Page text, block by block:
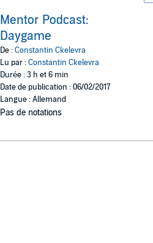
Mentor Podcast:
Daygame
De :Constantin Ckelevra
Lu par :Constantin Ckelevra
Durée : 3 h et 6 min
Date de publication : 06/02/2017
Langue : Allemand
Pas de notations